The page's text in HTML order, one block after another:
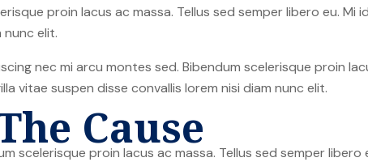
proin lacus ac massa. Tellus sed semper libero eu. Mi
nunc elit.
nec mi arcu montes sed. Bibendum scelerisque proin
vitae suspen disse convallis lorem nisi diam nunc elit.
Cause
scelerisque proin lacus ac massa. Tellus sed semper libero